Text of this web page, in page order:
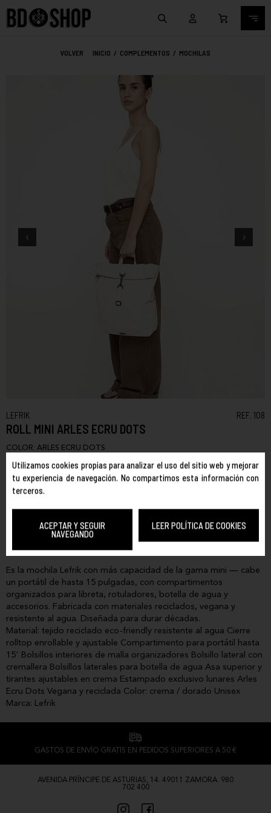
Utilizamos cookies propias para analizar el uso del sitio web y mejorar
tu experiencia de navegación. No compartimos esta información con
terceros.
ACEPTAR Y SEGUIR
NAVEGANDO
LEER POLÍTICA DE COOKIES
VOLVER INICIO / COMPLEMENTOS / MOCHILAS
‹ ›
ROLL MINI ARLES ECRU DOTS
LEFRIK REF. 108
COLOR: ARLES ECRU DOTS
TALLA:ÚNICA
La Roll Mini de Lefrik en el exclusivo estampado Arles Ecru Dots
necesites, mientras que el estampado de lunares en crema y
detalles en dorado la convierten en una pieza diferenciadora que
funciona igual para ir al trabajo que de viaje urbano.
Es la mochila Lefrik con más capacidad de la gama mini — cabe
un portátil de hasta 15 pulgadas, con compartimentos
organizados para libreta, rotuladores, botella de agua y
accesorios. Fabricada con materiales reciclados, vegana y
resistente al agua. Diseñada para durar décadas.
Material: tejido reciclado eco-friendly resistente al agua Cierre
rolltop enrollable y ajustable Compartimento para portátil hasta
15' Bolsillos interiores de malla organizadores Bolsillo lateral con
cremallera Bolsillos laterales para botella de agua Asa superior y
tirantes ajustables en crema Estampado exclusivo lunares Arles
Ecru Dots Vegana y reciclada Color: crema / dorado Unisex
Marca: Lefrik
GASTOS DE ENVÍO GRATIS EN PEDIDOS SUPERIORES A 50 €
AVENIDA PRÍNCIPE DE ASTURIAS, 14. 49011 ZAMORA. 980
702 400